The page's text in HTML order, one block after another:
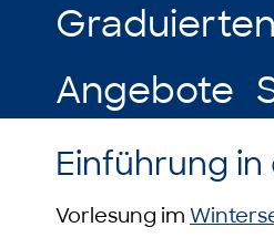
Angebote
Einführung
Vorlesung im